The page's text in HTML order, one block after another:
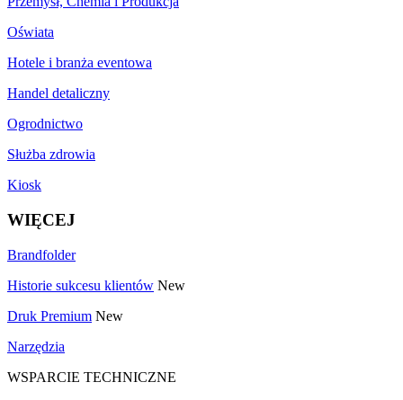
Oświata
Hotele i branża eventowa
Handel detaliczny
Ogrodnictwo
Służba zdrowia
Kiosk
WIĘCEJ
Brandfolder
Historie sukcesu klientów New
Druk Premium New
Narzędzia
WSPARCIE TECHNICZNE